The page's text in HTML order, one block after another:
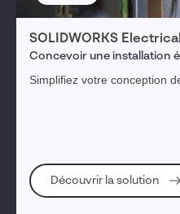
SOLIDWORKS Electrical
Concevoir une installation
Simplifiez votre conception
Découvrir la solution